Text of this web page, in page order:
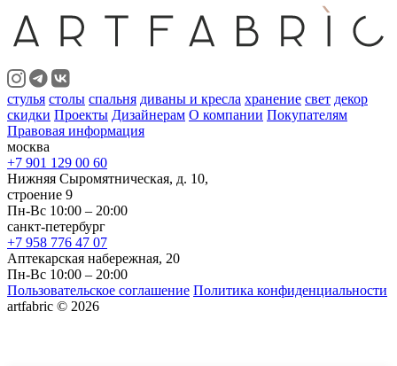
стулья столы спальня диваны и кресла хранение свет декор
скидки Проекты Дизайнерам О компании Покупателям
Правовая информация
москва
+7 901 129 00 60
Нижняя Сыромятническая, д. 10,
строение 9
Пн-Вс 10:00 – 20:00
санкт-петербург
+7 958 776 47 07
Аптекарская набережная, 20
Пн-Вс 10:00 – 20:00
Пользовательское соглашение Политика конфиденциальности
artfabric © 2026